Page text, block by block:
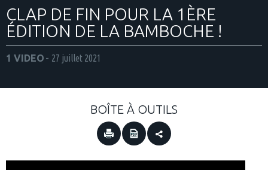
CLAP DE FIN POUR LA 1ÈRE
ÉDITION DE LA BAMBOCHE !
1 VIDEO 27 juillet 2021
BOÎTE À OUTILS